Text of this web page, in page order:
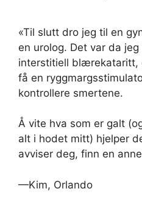
«Til slutt dro jeg til en
en urolog. Det var da
interstitiell blærekataritt,
få en
kontrollere smertene.
Å vite hva som er galt
alt i hodet mitt) hjelper
avviser deg, finn en
—Kim, Orlando